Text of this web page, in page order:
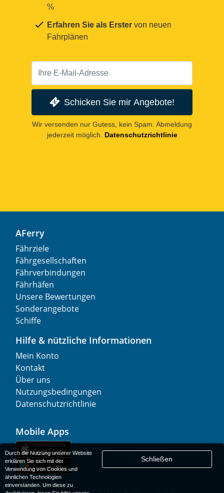
%
Erfahren Sie als Erster von neuen
Fahrplänen
Schicken Sie mir Angebote!
Wir versenden nur Gutess, kein Spam. Abmeldung
jederzeit möglich.
Datenschutzrichtlinie
AFerry
Fährziele
Fährgesellschaften
Fährverbindungen
Fährhäfen
Unsere Bewertungen
Sonderangebote
Schiffe
Hilfe & nützliche Informationen
Mein Konto
Kontakt
Über uns
Nutzungsbedingungen
Datenschutzrichtlinie
Mobile Apps
Durch die Nutzung unserer Website
erklären Sie sich mit der
Verwendung von Cookies und
ähnlichen Technologien
einverstanden. Um diese zu
Schließen